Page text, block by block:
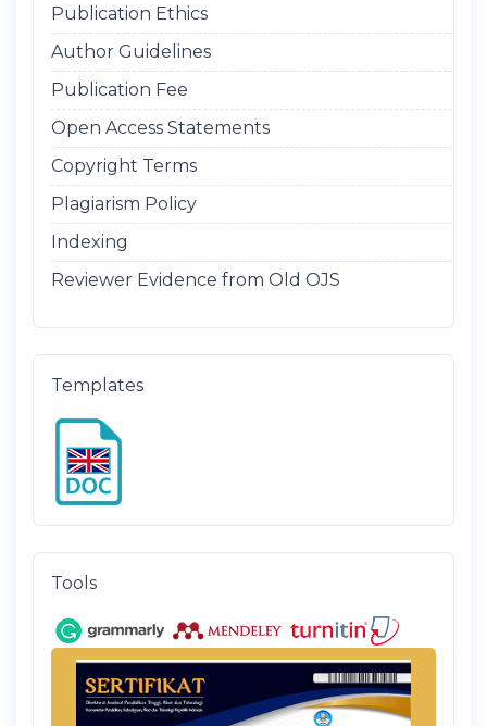
Publication Ethics
Author Guidelines
Publication Fee
Open Access Statements
Copyright Terms
Plagiarism Policy
Indexing
Reviewer Evidence from Old OJS
Templates
Tools